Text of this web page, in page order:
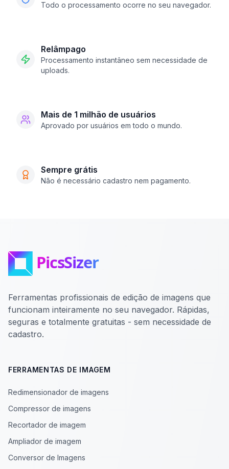
Todo o processamento ocorre no seu navegador.
Relâmpago
Processamento instantâneo sem necessidade de
uploads.
Mais de 1 milhão de usuários
Aprovado por usuários em todo o mundo.
Sempre grátis
Não é necessário cadastro nem pagamento.
Ferramentas profissionais de edição de imagens que
funcionam inteiramente no seu navegador. Rápidas,
seguras e totalmente gratuitas - sem necessidade de
cadastro.
FERRAMENTAS DE IMAGEM
Redimensionador de imagens
Compressor de imagens
Recortador de imagem
Ampliador de imagem
Conversor de Imagens